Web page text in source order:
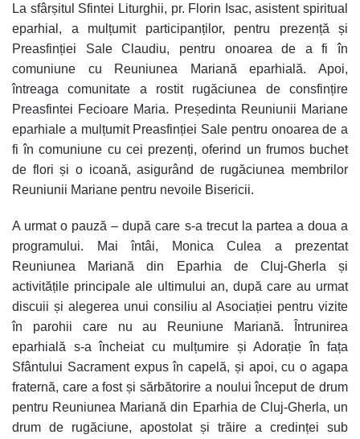
La sfârșitul Sfintei Liturghii, pr. Florin Isac, asistent spiritual
eparhial, a mulțumit participanților, pentru prezență și
Preasfinției Sale Claudiu, pentru onoarea de a fi în
comuniune cu Reuniunea Mariană eparhială. Apoi,
întreaga comunitate a rostit rugăciunea de consfințire
Preasfintei Fecioare Maria. Președinta Reuniunii Mariane
eparhiale a mulțumit Preasfinției Sale pentru onoarea de a
fi în comuniune cu cei prezenți, oferind un frumos buchet
de flori și o icoană, asigurând de rugăciunea membrilor
Reuniunii Mariane pentru nevoile Bisericii.
A urmat o pauză – după care s-a trecut la partea a doua a
programului. Mai întâi, Monica Culea a prezentat
Reuniunea Mariană din Eparhia de Cluj-Gherla și
activitățile principale ale ultimului an, după care au urmat
discuii și alegerea unui consiliu al Asociației pentru vizite
în parohii care nu au Reuniune Mariană. Întrunirea
eparhială s-a încheiat cu mulțumire și Adorație în fața
Sfântului Sacrament expus în capelă, și apoi, cu o agapa
fraternă, care a fost și sărbătorire a noului început de drum
pentru Reuniunea Mariană din Eparhia de Cluj-Gherla, un
drum de rugăciune, apostolat și trăire a credinței sub